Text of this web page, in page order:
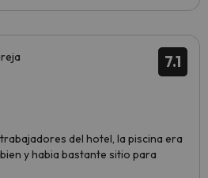
7.1
del hotel, la piscina era
y habia bastante sitio para